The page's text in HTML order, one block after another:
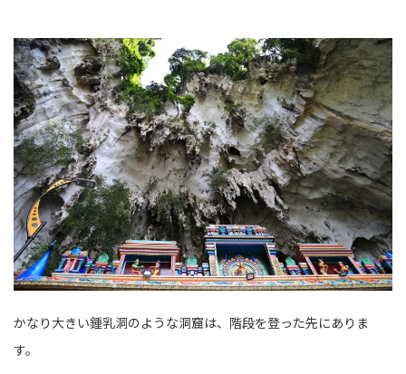
かなり大きい鍾乳洞のような洞窟は、階段を登った先にありま
す。